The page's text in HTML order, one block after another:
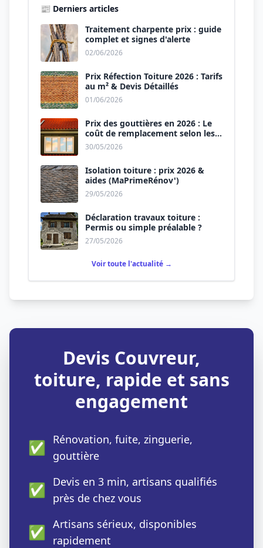
📰 Derniers articles
Traitement charpente prix : guide
complet et signes d'alerte
02/06/2026
Prix Réfection Toiture 2026 : Tarifs
au m² & Devis Détaillés
01/06/2026
Prix des gouttières en 2026 : Le
coût de remplacement selon les
matériaux
30/05/2026
Isolation toiture : prix 2026 &
aides (MaPrimeRénov')
29/05/2026
Déclaration travaux toiture :
Permis ou simple préalable ?
27/05/2026
Voir toute l'actualité →
Devis Couvreur,
toiture, rapide et sans
engagement
✅ Rénovation, fuite, zinguerie,
gouttière
✅ Devis en 3 min, artisans qualifiés
près de chez vous
✅ Artisans sérieux, disponibles
rapidement